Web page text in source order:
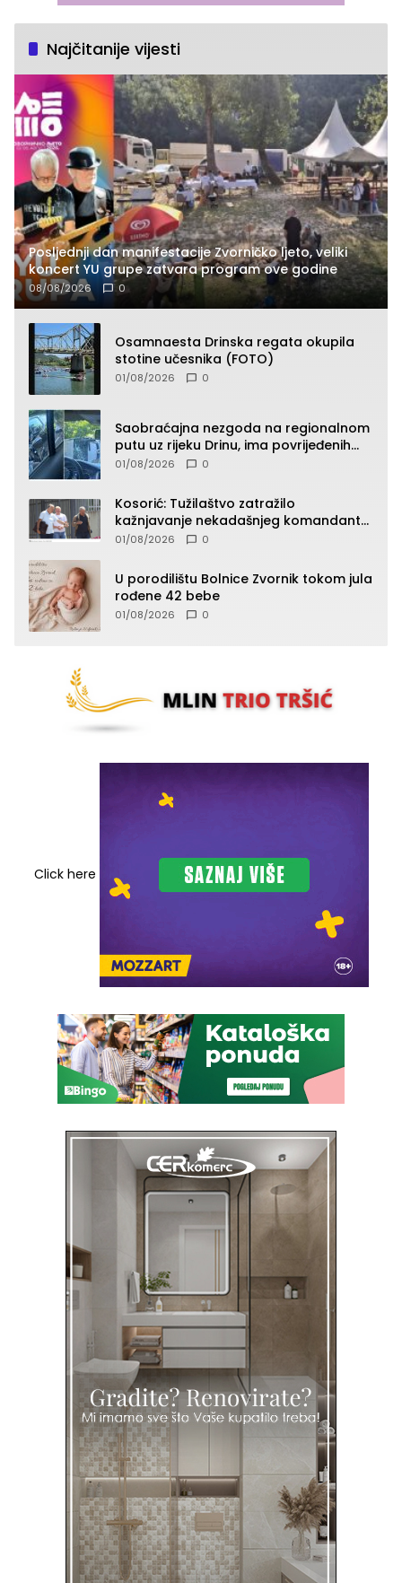
Najčitanije vijesti
Posljednji dan manifestacije Zvorničko ljeto, veliki
koncert YU grupe zatvara program ove godine
08/08/2026 0
Osamnaesta Drinska regata okupila
stotine učesnika (FOTO)
01/08/2026 0
Saobraćajna nezgoda na regionalnom
putu uz rijeku Drinu, ima povrijeđenih
lica (FOTO)
01/08/2026 0
Kosorić: Tužilaštvo zatražilo
kažnjavanje nekadašnjeg komandanta
Vlaseničke brigade
01/08/2026 0
U porodilištu Bolnice Zvornik tokom jula
rođene 42 bebe
01/08/2026 0
Click here